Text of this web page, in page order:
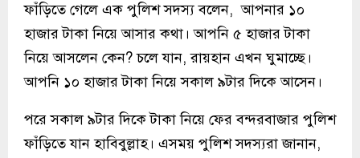
ফাঁড়িতে গেলে এক পুলিশ সদস্য বলেন, আপনার ১০
হাজার টাকা নিয়ে আসার কথা। আপনি ৫ হাজার টাকা
নিয়ে আসলেন কেন? চলে যান, রায়হান এখন ঘুমাচ্ছে।
আপনি ১০ হাজার টাকা নিয়ে সকাল ৯টার দিকে আসেন।
পরে সকাল ৯টার দিকে টাকা নিয়ে ফের বন্দরবাজার পুলিশ
ফাঁড়িতে যান হাবিবুল্লাহ। এসময় পুলিশ সদস্যরা জানান,